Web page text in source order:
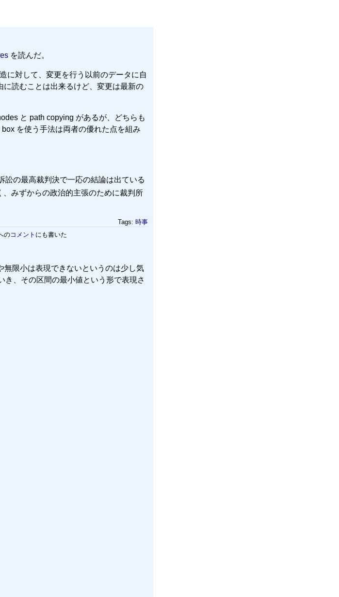
を読んだ。
に対して、変更を行う以前のデータに自
読むことは出来るけど、変更は最新の
と path copying があるが、どちらも
を使う手法は両者の優れた点を組み
の最高裁判決で一応の結論は出ている
みずからの政治的主張のために裁判所
Tags: 時事
のコメント にも書いた
限小は表現できないというのは少し気
、その区間の最小値という形で表現さ